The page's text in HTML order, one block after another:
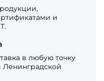
и
в любую точку
Ленинградской